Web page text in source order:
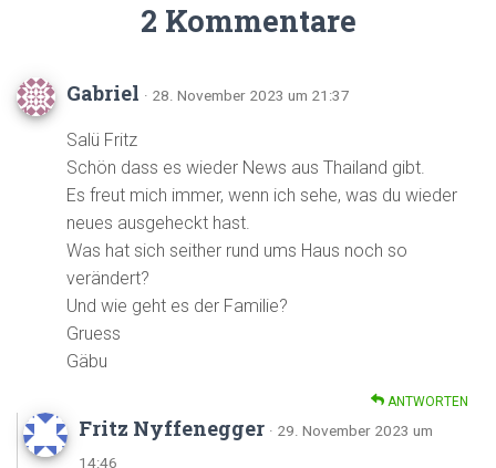
2 Kommentare
Gabriel · 28. November 2023 um 21:37
Salü Fritz
Schön dass es wieder News aus Thailand gibt.
Es freut mich immer, wenn ich sehe, was du wieder
neues ausgeheckt hast.
Was hat sich seither rund ums Haus noch so
verändert?
Und wie geht es der Familie?
Gruess
Gäbu
ANTWORTEN
Fritz Nyffenegger · 29. November 2023 um
14:46